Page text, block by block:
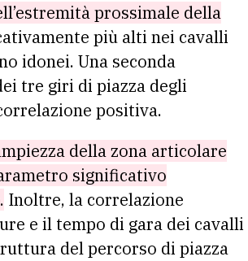
prossimale della
più alti nei cavalli
idonei. Una seconda
tre giri di piazza degli
positiva.
della zona articolare
significativo
Inoltre, la correlazione
e il tempo di gara dei cavalli
del percorso di piazza